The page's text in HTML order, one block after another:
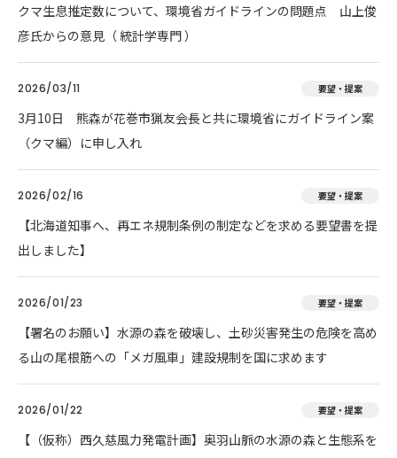
クマ生息推定数について、環境省ガイドラインの問題点 山上俊
彦氏からの意見（ 統計学専門 ）
2026/03/11 要望・提案
3月10日 熊森が花巻市猟友会長と共に環境省にガイドライン案
（クマ編）に申し入れ
2026/02/16 要望・提案
【北海道知事へ、再エネ規制条例の制定などを求める要望書を提
出しました】
2026/01/23 要望・提案
【署名のお願い】水源の森を破壊し、土砂災害発生の危険を高め
る山の尾根筋への「メガ風車」建設規制を国に求めます
2026/01/22 要望・提案
【（仮称）西久慈風力発電計画】奥羽山脈の水源の森と生態系を